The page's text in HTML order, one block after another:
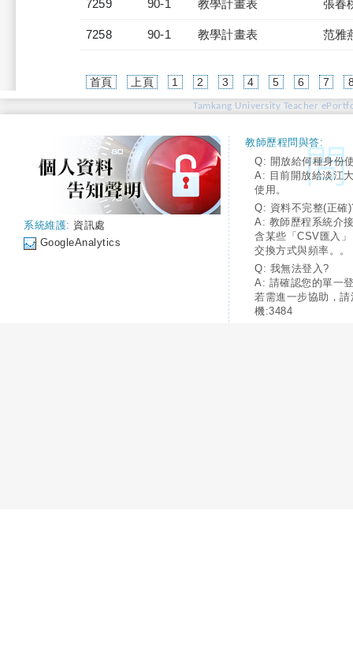
7259 90-1 教學計畫表 張春
7258 90-1 教學計畫表 范雅
首頁 上頁 1 2 3 4 5 6 7
Tamkang University Teacher
系統維護: 資訊處
GoogleAnalytics
教師歷程問與答:
Q: 開放給何種身份
A: 目前開放給淡江
使用。
Q: 資料不完整(正確
A: 教師歷程系統介
含某些「CSV匯入
交換方式與頻率。。
Q: 我無法登入?
A: 請確認您的單一
若需進一步協助，
機:3484